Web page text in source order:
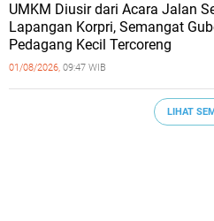
UMKM Diusir dari Acara Jalan
Lapangan Korpri, Semangat
Pedagang Kecil Tercoreng
01/08/2026, 09:47 WIB
LIHAT